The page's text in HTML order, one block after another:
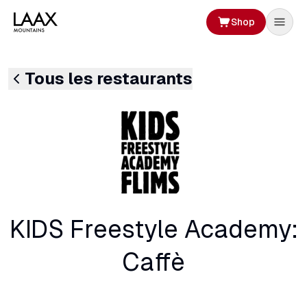
Shop
Tous les restaurants
KIDS Freestyle Academy:
Caffè